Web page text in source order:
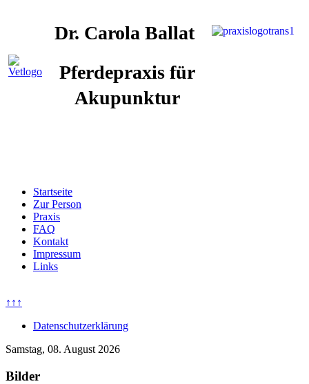
Dr. Carola Ballat
Pferdepraxis für
Akupunktur
Startseite
Zur Person
Praxis
FAQ
Kontakt
Impressum
Links
↑↑↑
Datenschutzerklärung
Samstag, 08. August 2026
Bilder